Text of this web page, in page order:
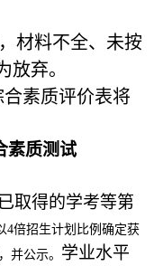
材料不全、未按
放弃。
素质评价表将
素质测试
取得的学考等第
4倍招生计划比例确定获
并公示。 学业水平